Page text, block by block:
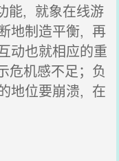
能, 就象在线游
地制造平衡, 再
动也就相应的重
机感不足；负
地位要崩溃, 在